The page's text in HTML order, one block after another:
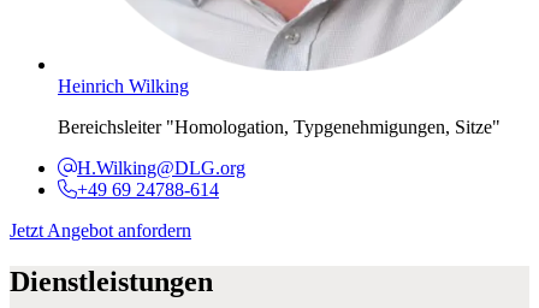
Heinrich Wilking
Bereichsleiter "Homologation, Typgenehmigungen, Sitze"
H.Wilking@DLG.org
+49 69 24788-614
Jetzt Angebot anfordern
Dienstleistungen